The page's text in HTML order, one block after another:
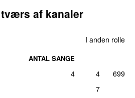
af kanaler
I anden rolle
ANTAL SANGE
4 4
699
7